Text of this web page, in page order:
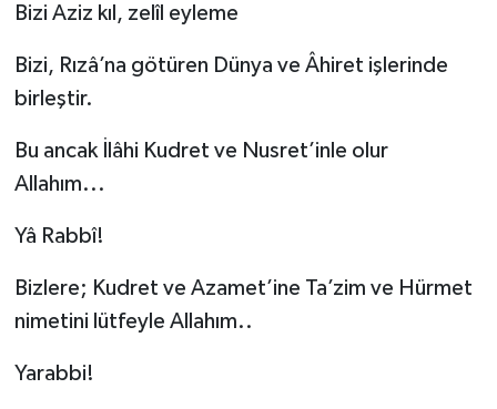
Bizi Aziz kıl, zelîl eyleme
Bizi, Rızâ’na götüren Dünya ve Âhiret işlerinde
birleştir.
Bu ancak İlâhi Kudret ve Nusret’inle olur
Allahım...
Yâ Rabbî!
Bizlere; Kudret ve Azamet’ine Ta’zim ve Hürmet
nimetini lütfeyle Allahım..
Yarabbi!